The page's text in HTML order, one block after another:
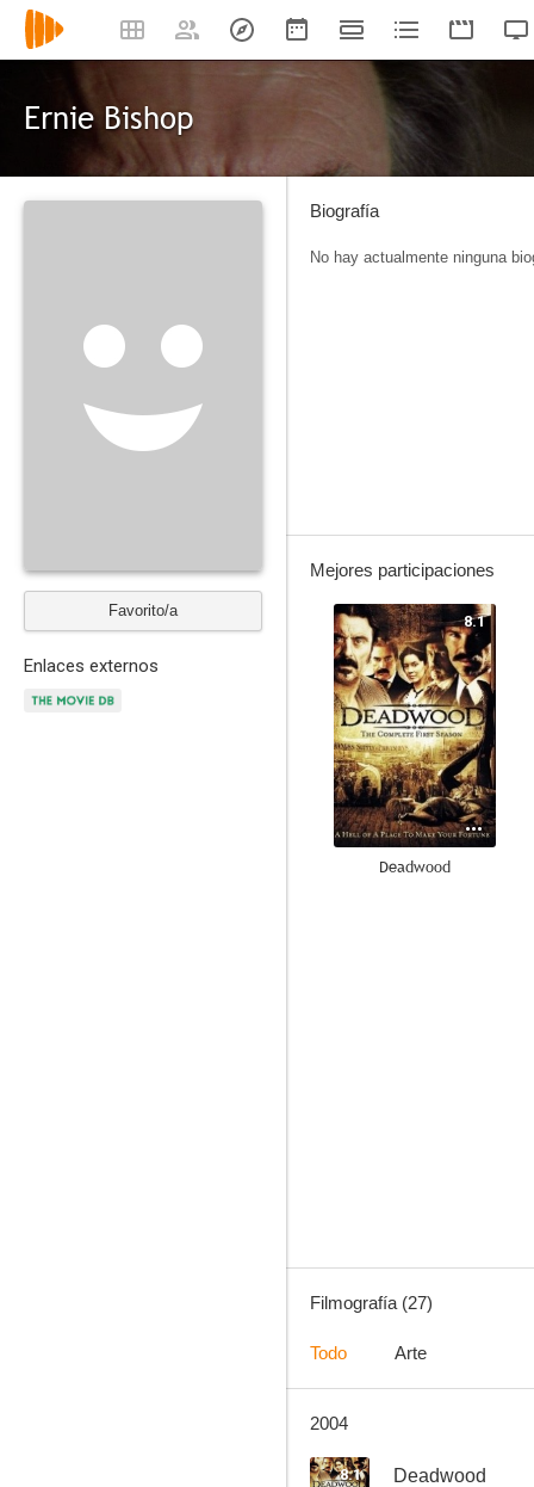
Ernie Bishop
Favorito/a
Enlaces externos
Biografía
No hay actualmente ninguna
Mejores participaciones
8.1
Deadwood
7.0
Filmografía (27)
Todo Arte
2004
8.1 Deadwood